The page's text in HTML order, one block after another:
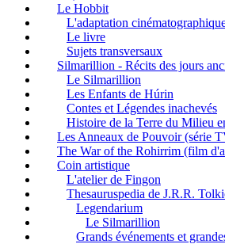
Le Hobbit
L'adaptation
Le livre
Sujets transversaux
Silmarillion - Récits des jours
Le Silmarillion
Les Enfants de Húrin
Contes et Légendes inachevés
Histoire de la Terre du Milieu
Les Anneaux de Pouvoir (série
The War of the Rohirrim (film
Coin artistique
L'atelier de Fingon
Thesauruspedia de J.R.R.
Legendarium
Le Silmarillion
Grands événements et